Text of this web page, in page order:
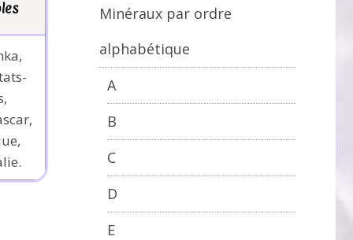
Minéraux par ordre
alphabétique
A
B
C
D
E